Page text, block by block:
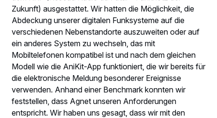
Zukunft) ausgestattet. Wir hatten die Möglichkeit, die
Abdeckung unserer digitalen Funksysteme auf die
verschiedenen Nebenstandorte auszuweiten oder auf
ein anderes System zu wechseln, das mit
Mobiltelefonen kompatibel ist und nach dem gleichen
Modell wie die AniKit-App funktioniert, die wir bereits für
die elektronische Meldung besonderer Ereignisse
verwenden. Anhand einer Benchmark konnten wir
feststellen, dass Agnet unseren Anforderungen
entspricht. Wir haben uns gesagt, dass wir mit den